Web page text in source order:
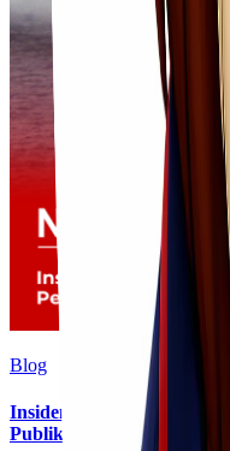
Blog
Insiden Kebakaran KM
Publik